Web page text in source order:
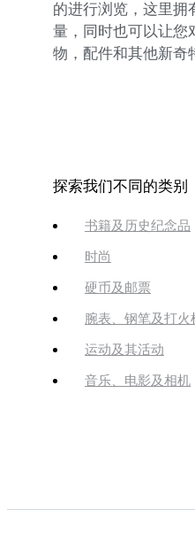
的进行浏览，这里拥
量，同时也可以让您
物，配件和其他新奇
探索我们不同的类别
书籍及历史纪念品
时尚
硬币及邮票
腕表、钢笔及打火
运动及其活动
音乐、电影及相机